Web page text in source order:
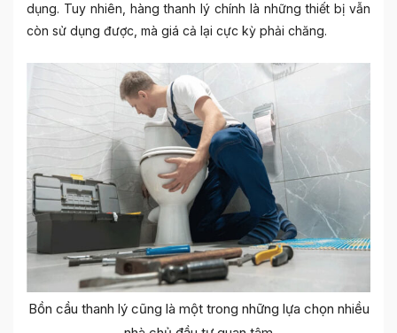
dụng. Tuy nhiên, hàng thanh lý chính là những thiết bị vẫn
còn sử dụng được, mà giá cả lại cực kỳ phải chăng.
Bồn cầu thanh lý cũng là một trong những lựa chọn nhiều